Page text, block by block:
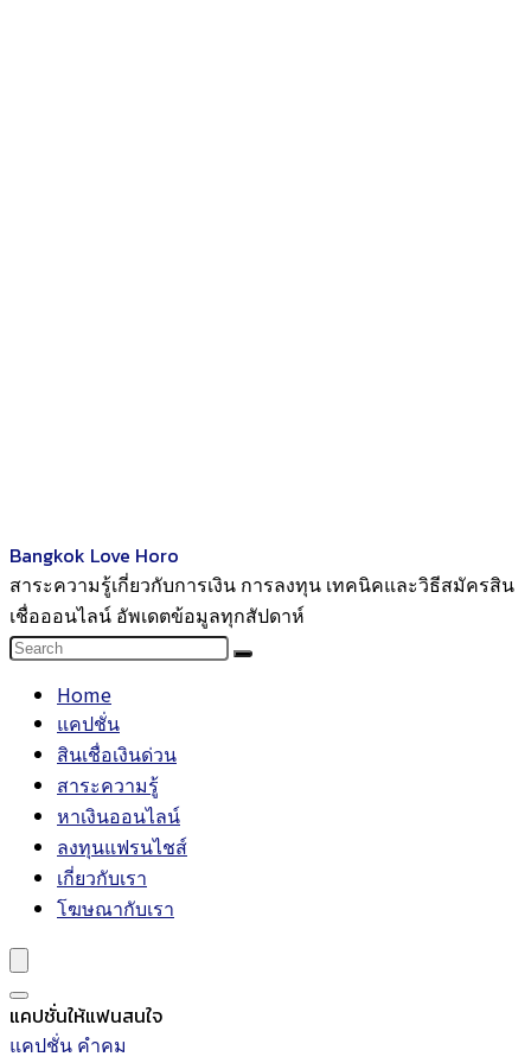
Bangkok Love Horo
สาระความรู้เกี่ยวกับการเงิน การลงทุน เทคนิคและวิธีสมัครสิน
เชื่อออนไลน์ อัพเดตข้อมูลทุกสัปดาห์
Home
แคปชั่น
สินเชื่อเงินด่วน
สาระความรู้
หาเงินออนไลน์
ลงทุนแฟรนไชส์
เกี่ยวกับเรา
โฆษณากับเรา
แคปชั่นให้แฟนสนใจ
แคปชั่น คำคม